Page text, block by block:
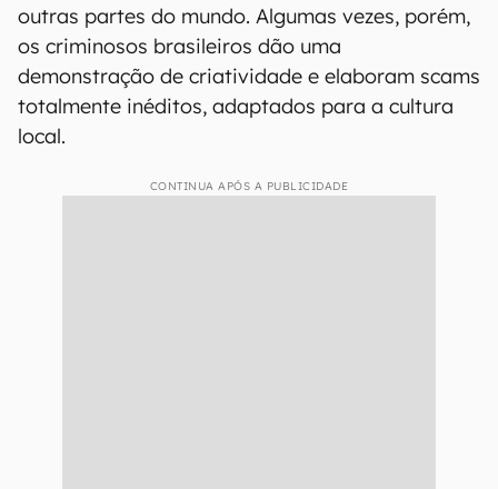
outras partes do mundo. Algumas vezes, porém,
os criminosos brasileiros dão uma
demonstração de criatividade e elaboram scams
totalmente inéditos, adaptados para a cultura
local.
CONTINUA APÓS A PUBLICIDADE